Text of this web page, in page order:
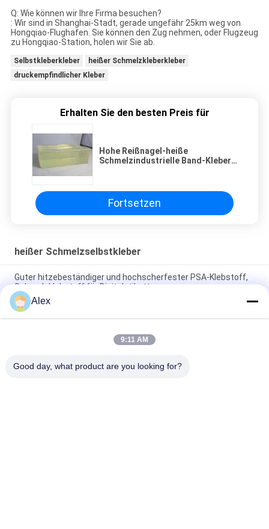
Q: Wie können wir Ihre Firma besuchen?
: Wir sind in Shanghai-Stadt, gerade ungefähr 25km weg von
Hongqiao-Flughafen. Sie können den Zug nehmen, oder Flugzeug
zu Hongqiao-Station, holen wir Sie ab.
Selbstkleberkleber
heißer Schmelzkleberkleber
druckempfindlicher Kleber
Erhalten Sie den besten Preis für
Hohe Reißnagel-heiße
Schmelzindustrielle Band-Kleber-
Fortsetzen
heißer Schmelzselbstkleber
Guter hitzebeständiger und hochscherfester PSA-Klebstoff,
Schmelzklebstoff für Digitaletiketten
Guter hitzebeständiger und hochscherfester PSA-Kleber,
Schmelzkleber
Spitzenblatt-nichtgewebte Laminierung mit PET Film, der
Alex
9:11 AM
Good day, what product are you looking for?